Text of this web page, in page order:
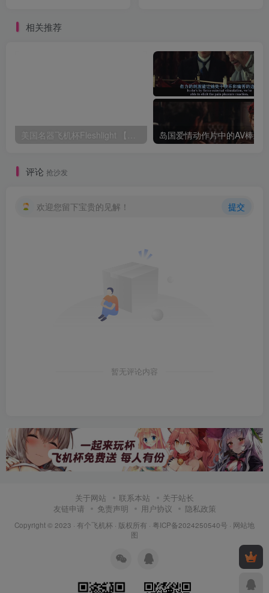
相关推荐
美国名器飞机杯Fleshlight 【Quickshot-Vantage 双头飞机杯】完全评测
评论 抢沙发
欢迎您留下宝贵的见解！ 提交
暂无评论内容
关于网站 联系本站
关于站长
友链申请
免责声明 用户协议 隐私政策
Copyright © 2023 · 有个飞机杯 · 版权所有 · 粤ICP备2024250540号 · 网站地
图